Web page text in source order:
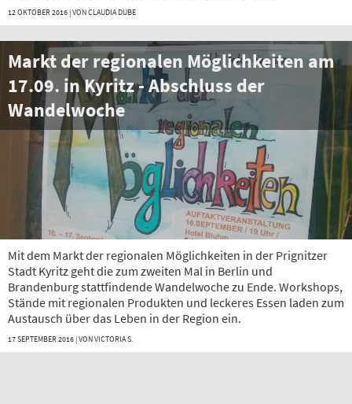
12 OKTOBER 2016 | VONCLAUDIA DUBE
Markt der regionalen Möglichkeiten am
17.09. in Kyritz - Abschluss der
Wandelwoche
Mit dem Markt der regionalen Möglichkeiten in der Prignitzer
Stadt Kyritz geht die zum zweiten Mal in Berlin und
Brandenburg stattfindende Wandelwoche zu Ende. Workshops,
Stände mit regionalen Produkten und leckeres Essen laden zum
Austausch über das Leben in der Region ein.
17 SEPTEMBER 2016 | VONVICTORIA S.